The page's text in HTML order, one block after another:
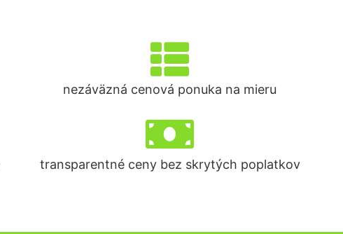
nezáväzná cenová ponuka na mieru
transparentné ceny bez skrytých poplatkov